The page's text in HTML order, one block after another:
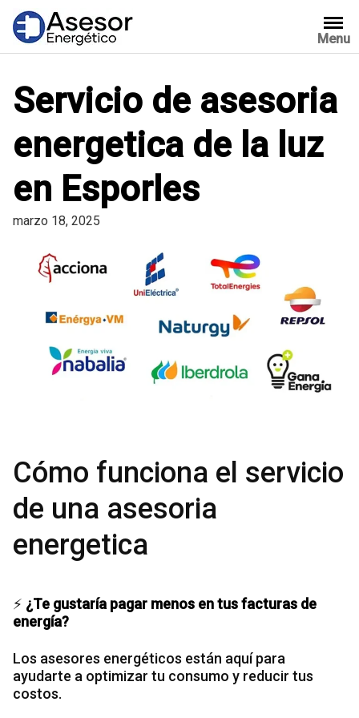
Saltar
contenido
Menu
Servicio de asesoria
energetica de la luz
en Esporles
marzo 18, 2025
Cómo funciona el servicio
de una asesoria
energetica
⚡ ¿Te gustaría pagar menos en tus facturas de
energía?
Los asesores energéticos están aquí para
ayudarte a optimizar tu consumo y reducir tus
costos.